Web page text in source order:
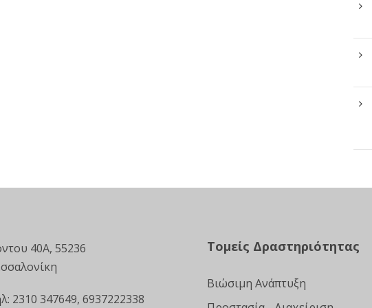
40Α, 55236
2310 347649, 6937222338
Τομείς Δραστηριότητας
Βιώσιμη Ανάπτυξη